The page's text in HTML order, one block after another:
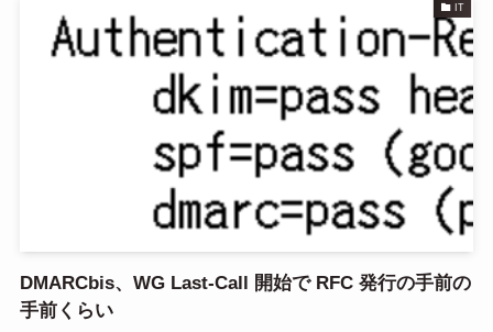
IT
DMARCbis、WG Last-Call 開始で RFC 発行の手前の
手前くらい